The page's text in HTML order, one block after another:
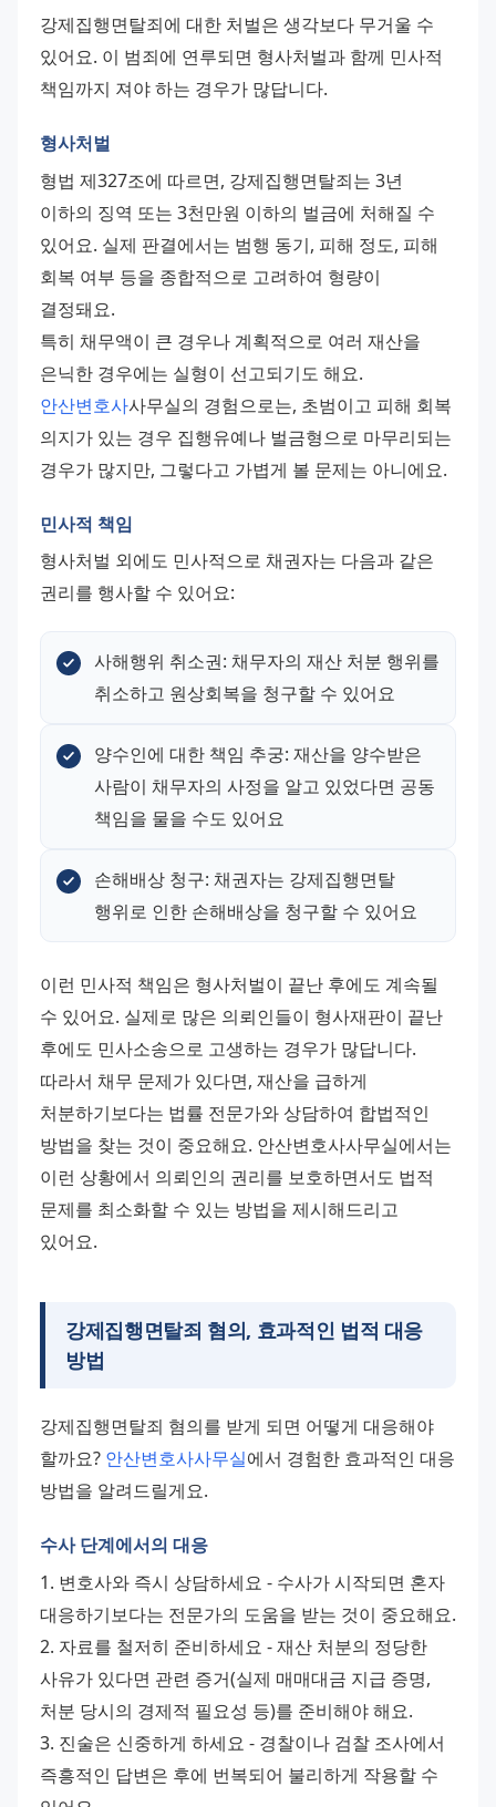
강제집행면탈죄에 대한 처벌은 생각보다 무거울 수
있어요. 이 범죄에 연루되면 형사처벌과 함께 민사적
책임까지 져야 하는 경우가 많답니다.
형사처벌
형법 제327조에 따르면, 강제집행면탈죄는 3년
이하의 징역 또는 3천만원 이하의 벌금에 처해질 수
있어요. 실제 판결에서는 범행 동기, 피해 정도, 피해
회복 여부 등을 종합적으로 고려하여 형량이
결정돼요.
특히 채무액이 큰 경우나 계획적으로 여러 재산을
안산변호사사무실의 경험으로는, 초범이고 피해 회복
의지가 있는 경우 집행유예나 벌금형으로 마무리되는
경우가 많지만, 그렇다고 가볍게 볼 문제는 아니에요.
민사적 책임
형사처벌 외에도 민사적으로 채권자는 다음과 같은
권리를 행사할 수 있어요:
사해행위 취소권: 채무자의 재산 처분 행위를
취소하고 원상회복을 청구할 수 있어요
양수인에 대한 책임 추궁: 재산을 양수받은
사람이 채무자의 사정을 알고 있었다면 공동
책임을 물을 수도 있어요
손해배상 청구: 채권자는 강제집행면탈
행위로 인한 손해배상을 청구할 수 있어요
이런 민사적 책임은 형사처벌이 끝난 후에도 계속될
수 있어요. 실제로 많은 의뢰인들이 형사재판이 끝난
후에도 민사소송으로 고생하는 경우가 많답니다.
따라서 채무 문제가 있다면, 재산을 급하게
처분하기보다는 법률 전문가와 상담하여 합법적인
방법을 찾는 것이 중요해요. 안산변호사사무실에서는
이런 상황에서 의뢰인의 권리를 보호하면서도 법적
문제를 최소화할 수 있는 방법을 제시해드리고
있어요.
강제집행면탈죄 혐의, 효과적인 법적 대응
방법
강제집행면탈죄 혐의를 받게 되면 어떻게 대응해야
할까요? 안산변호사사무실에서 경험한 효과적인 대응
방법을 알려드릴게요.
수사 단계에서의 대응
1. 변호사와 즉시 상담하세요 - 수사가 시작되면 혼자
2. 자료를 철저히 준비하세요 - 재산 처분의 정당한
사유가 있다면 관련 증거(실제 매매대금 지급 증명,
처분 당시의 경제적 필요성 등)를 준비해야 해요.
3. 진술은 신중하게 하세요 - 경찰이나 검찰 조사에서
즉흥적인 답변은 후에 번복되어 불리하게 작용할 수